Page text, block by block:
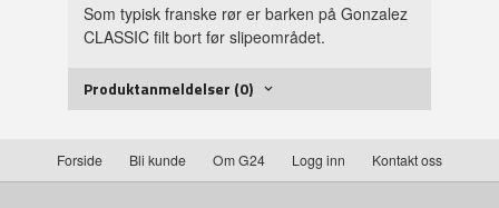
Som typisk franske rør er barken på Gonzalez
CLASSIC filt bort før slipeområdet.
Produktanmeldelser (0)
Forside Bli kunde Om G24 Logg inn Kontakt oss